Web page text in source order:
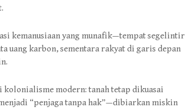
kemanusiaan yang munafik—tempat segelintir
uang karbon, sementara rakyat di garis depan
modern: tanah tetap dikuasai
“penjaga tanpa hak”—dibiarkan miskin